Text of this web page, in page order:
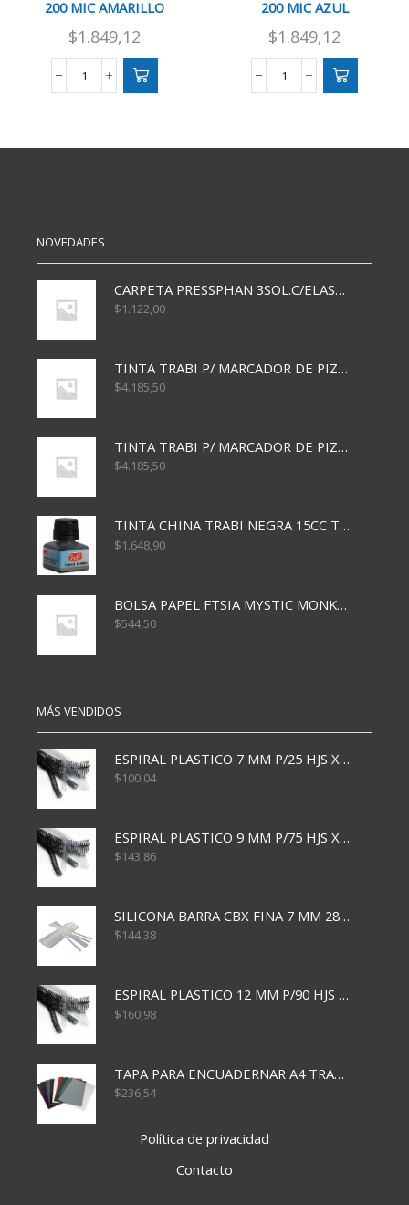
200 MIC AMARILLO
$1.849,12
ACETATO
MIC
200 MIC AZUL
$1.849,12
ACETATO
MIC
NOVEDADES
CARPETA PRESSPHAN 3SOL.C/ELAST MARRON A4 P01A
$1.122,00
TINTA TRABI P/ MARCADOR DE PIZARRA x30ml AZUL
$4.185,50
TINTA TRABI P/ MARCADOR DE PIZARRA x30ml ROJO
$4.185,50
TINTA CHINA TRABI NEGRA 15CC TR3460
$1.648,90
BOLSA PAPEL FTSIA MYSTIC MONKEY 14/08/20
$544,50
MÁS VENDIDOS
ESPIRAL PLASTICO 7 MM P/25 HJS X50x3000
$100,04
ESPIRAL PLASTICO 9 MM P/75 HJS X50X2400
$143,86
SILICONA BARRA CBX FINA 7 MM 28 CM
$144,38
ESPIRAL PLASTICO 12 MM P/90 HJS X50X1500
$160,98
TAPA PARA ENCUADERNAR A4 TRANSP x50x500
$236,54
Política de privacidad
Contacto